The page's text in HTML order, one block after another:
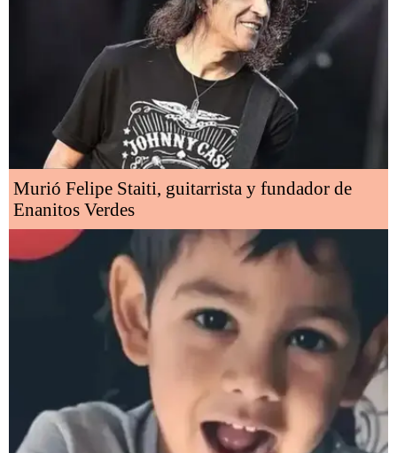
Murió Felipe Staiti, guitarrista y fundador de
Enanitos Verdes